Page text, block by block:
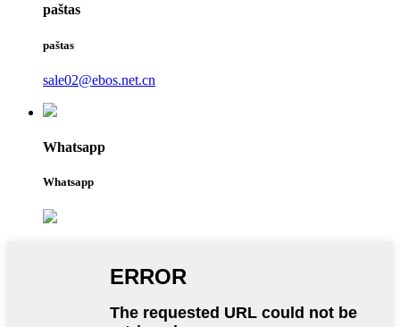
paštas
paštas
sale02@ebos.net.cn
Whatsapp
Whatsapp